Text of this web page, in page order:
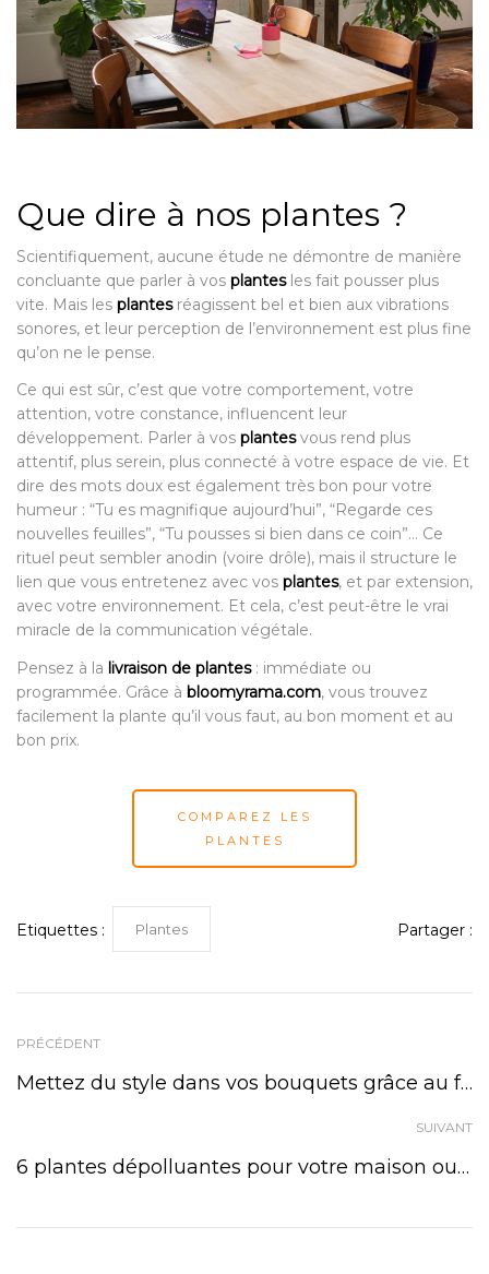
Que dire à nos plantes ?
Scientifiquement, aucune étude ne démontre de manière
concluante que parler à vos plantesles fait pousser plus
vite. Mais les plantesréagissent bel et bien aux vibrations
sonores, et leur perception de l’environnement est plus fine
qu’on ne le pense.
Ce qui est sûr, c’est que votre comportement, votre
attention, votre constance, influencent leur
développement. Parler à vos plantesvous rend plus
attentif, plus serein, plus connecté à votre espace de vie. Et
dire des mots doux est également très bon pour votre
humeur : “Tu es magnifique aujourd’hui”, “Regarde ces
nouvelles feuilles”, “Tu pousses si bien dans ce coin”… Ce
rituel peut sembler anodin (voire drôle), mais il structure le
lien que vous entretenez avec vos plantes, et par extension,
avec votre environnement. Et cela, c’est peut-être le vrai
miracle de la communication végétale.
Pensez à la livraison de plantes: immédiate ou
programmée. Grâce à bloomyrama.com, vous trouvez
facilement la plante qu’il vous faut, au bon moment et au
bon prix.
COMPAREZ LES
PLANTES
Etiquettes : Plantes Partager :
PRÉCÉDENT
Mettez du style dans vos bouquets grâce au freesia
SUIVANT
6 plantes dépolluantes pour votre maison ou votre bureau